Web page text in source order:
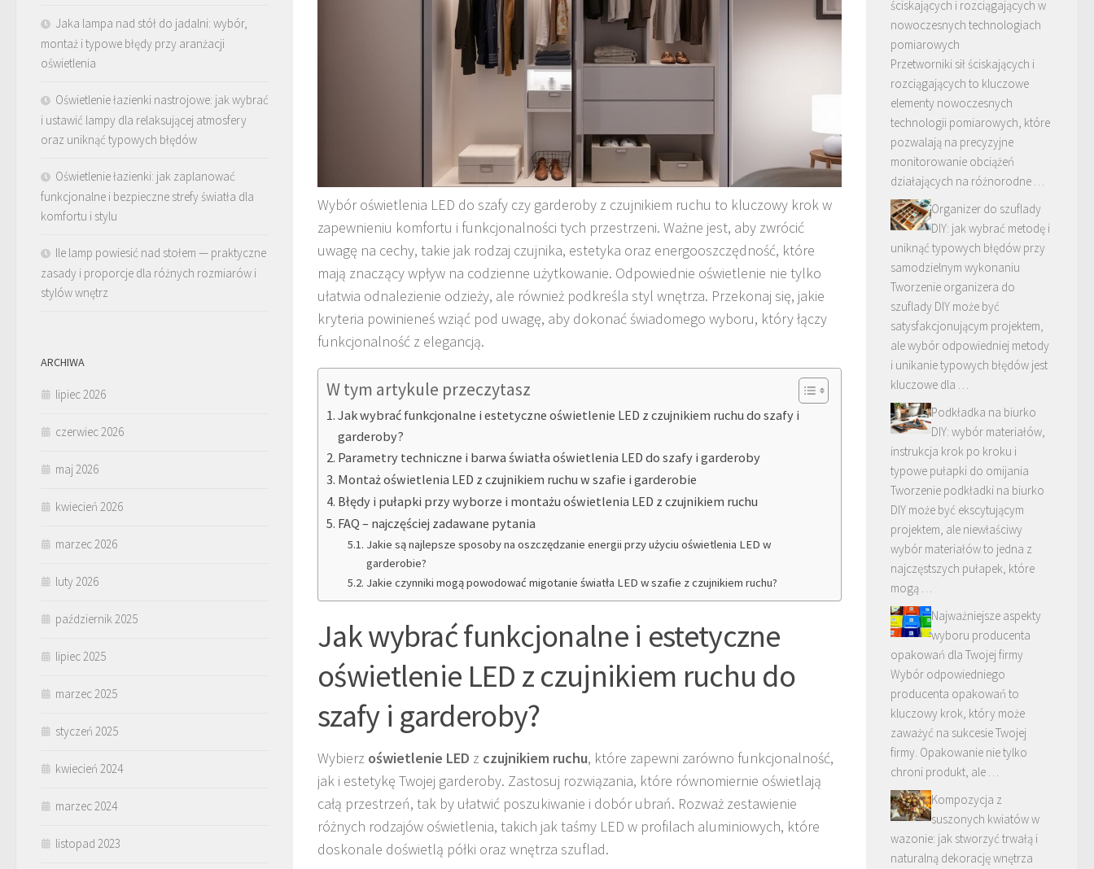
Wybór oświetlenia LED do szafy czy garderoby z czujnikiem ruchu to kluczowy krok w
zapewnieniu komfortu i funkcjonalności tych przestrzeni. Ważne jest, aby zwrócić
uwagę na cechy, takie jak rodzaj czujnika, estetyka oraz energooszczędność, które
mają znaczący wpływ na codzienne użytkowanie. Odpowiednie oświetlenie nie tylko
ułatwia odnalezienie odzieży, ale również podkreśla styl wnętrza. Przekonaj się, jakie
kryteria powinieneś wziąć pod uwagę, aby dokonać świadomego wyboru, który łączy
funkcjonalność z elegancją.
W tym artykule przeczytasz
Jak wybrać funkcjonalne i estetyczne oświetlenie LED z czujnikiem ruchu do szafy i
garderoby?
Parametry techniczne i barwa światła oświetlenia LED do szafy i garderoby
Montaż oświetlenia LED z czujnikiem ruchu w szafie i garderobie
Błędy i pułapki przy wyborze i montażu oświetlenia LED z czujnikiem ruchu
FAQ – najczęściej zadawane pytania
Jakie są najlepsze sposoby na oszczędzanie energii przy użyciu oświetlenia LED w
garderobie?
Jakie czynniki mogą powodować migotanie światła LED w szafie z czujnikiem ruchu?
Jak wybrać funkcjonalne i estetyczne
oświetlenie LED z czujnikiem ruchu do
szafy i garderoby?
Wybierz oświetlenie LED z czujnikiem ruchu, które zapewni zarówno funkcjonalność,
jak i estetykę Twojej garderoby. Zastosuj rozwiązania, które równomiernie oświetlają
całą przestrzeń, tak by ułatwić poszukiwanie i dobór ubrań. Rozważ zestawienie
różnych rodzajów oświetlenia, takich jak taśmy LED w profilach aluminiowych, które
doskonale doświetlą półki oraz wnętrza szuflad.
Jaka lampa nad stół do jadalni: wybór,
montaż i typowe błędy przy aranżacji
oświetlenia
Oświetlenie łazienki nastrojowe: jak wybrać
i ustawić lampy dla relaksującej atmosfery
oraz uniknąć typowych błędów
Oświetlenie łazienki: jak zaplanować
funkcjonalne i bezpieczne strefy światła dla
komfortu i stylu
Ile lamp powiesić nad stołem — praktyczne
zasady i proporcje dla różnych rozmiarów i
stylów wnętrz
ARCHIWA
lipiec 2026
czerwiec 2026
maj 2026
kwiecień 2026
marzec 2026
luty 2026
październik 2025
lipiec 2025
marzec 2025
styczeń 2025
kwiecień 2024
marzec 2024
listopad 2023
ściskających i rozciągających w
nowoczesnych technologiach
pomiarowych
Przetworniki sił ściskających i
rozciągających to kluczowe
elementy nowoczesnych
technologii pomiarowych, które
pozwalają na precyzyjne
monitorowanie obciążeń
działających na różnorodne …
Organizer do szuflady
DIY: jak wybrać metodę i
uniknąć typowych błędów przy
samodzielnym wykonaniu
Tworzenie organizera do
szuflady DIY może być
satysfakcjonującym projektem,
ale wybór odpowiedniej metody
i unikanie typowych błędów jest
kluczowe dla …
Podkładka na biurko
DIY: wybór materiałów,
instrukcja krok po kroku i
typowe pułapki do omijania
Tworzenie podkładki na biurko
DIY może być ekscytującym
projektem, ale niewłaściwy
wybór materiałów to jedna z
najczęstszych pułapek, które
mogą …
Najważniejsze aspekty
wyboru producenta
opakowań dla Twojej firmy
Wybór odpowiedniego
producenta opakowań to
kluczowy krok, który może
zaważyć na sukcesie Twojej
firmy. Opakowanie nie tylko
chroni produkt, ale …
Kompozycja z
suszonych kwiatów w
wazonie: jak stworzyć trwałą i
naturalną dekorację wnętrza